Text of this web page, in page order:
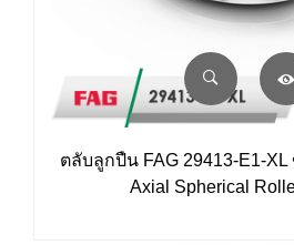
ตลับลูกปืน FAG 29413-E1-XL
Axial Spherical